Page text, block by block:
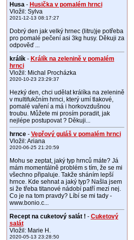
Husa- Husička v pomalém hrnci
Vložil: Sylva
2021-12-13 08:17:27
Dobrý den jak velký hrnec (litru)je potřeba
pro pomalé pečení asi 3kg husy. Děkuji za
odpověď ...
králík- Králík na zelenině v pomalém
hrnci
Vložil: Michal Procházka
2020-10-23 23:29:37
Hezký den, chci udělat králíka na zelenině
v multifukčním hrnci, který umí tlakové,
pomalé vaření a má i horkovzdušnou
troubu. Můžete mi prosím poradit, jak
nejlépe postupovat ? Děkuji...
hrnce- Vepřový guláš v pomalém hrnci
Vložil: Ariana
2020-06-25 21:20:59
Mohu se zeptat, jaký typ hrnců máte? Já
mám momentálně problém s tím, že se mi
všechno připaluje. Takže sháním lepší
hrnce. Kde sehnat a jaký typ? Našla jsem
si že třeba titanové nádobí patří mezi nej.
Co je na tom pravdy? Líbí se mi tady -
www.bonio.c...
Recept na cuketový salát ! - Cuketový
salát
Vložil: Marie H.
2020-05-13 23:28:50